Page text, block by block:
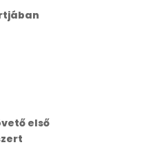
első